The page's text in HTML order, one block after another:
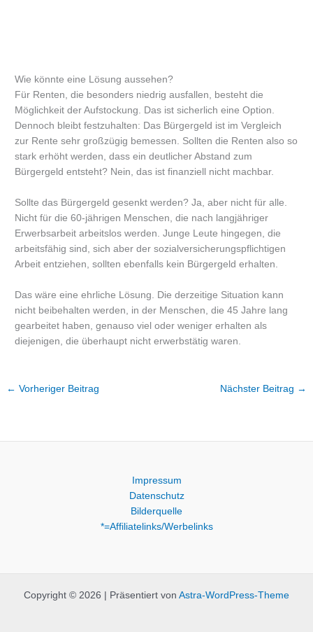
Wie könnte eine Lösung aussehen?
Für Renten, die besonders niedrig ausfallen, besteht die
Möglichkeit der Aufstockung. Das ist sicherlich eine Option.
Dennoch bleibt festzuhalten: Das Bürgergeld ist im Vergleich
zur Rente sehr großzügig bemessen. Sollten die Renten also so
stark erhöht werden, dass ein deutlicher Abstand zum
Bürgergeld entsteht? Nein, das ist finanziell nicht machbar.
Sollte das Bürgergeld gesenkt werden? Ja, aber nicht für alle.
Nicht für die 60-jährigen Menschen, die nach langjähriger
Erwerbsarbeit arbeitslos werden. Junge Leute hingegen, die
arbeitsfähig sind, sich aber der sozialversicherungspflichtigen
Arbeit entziehen, sollten ebenfalls kein Bürgergeld erhalten.
Das wäre eine ehrliche Lösung. Die derzeitige Situation kann
nicht beibehalten werden, in der Menschen, die 45 Jahre lang
gearbeitet haben, genauso viel oder weniger erhalten als
diejenigen, die überhaupt nicht erwerbstätig waren.
← Vorheriger Beitrag Nächster Beitrag →
Impressum
Datenschutz
Bilderquelle
*=Affiliatelinks/Werbelinks
Copyright © 2026 | Präsentiert von Astra-WordPress-Theme